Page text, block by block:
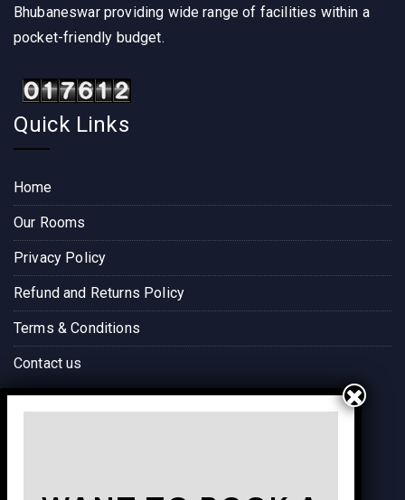
Bhubaneswar providing wide range of facilities within a
pocket-friendly budget.
Quick Links
Home
Our Rooms
Privacy Policy
Refund and Returns Policy
Terms & Conditions
Contact us
Way to Destination